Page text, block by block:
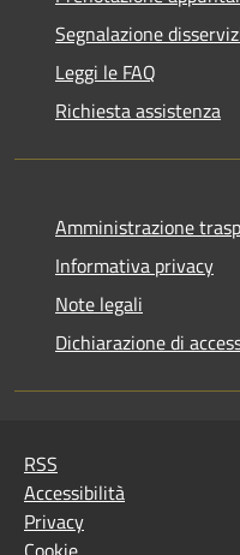
Segnalazione
Leggi le FAQ
Richiesta assistenza
Amministrazione
Informativa privacy
Note legali
Dichiarazione di
RSS
Accessibilità
Privacy